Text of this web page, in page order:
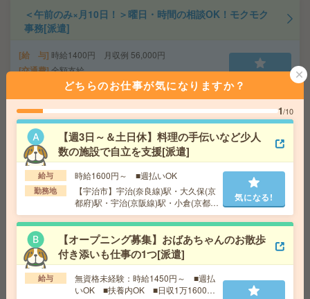
＜午前のみ×月10日！＞曜日・時間の相談OK！モクモク
事務[派遣]
給 与 時給1400円 月収例 56,000円
交通費 全額支給
丹波口駅徒歩10分、西院(阪急線)駅徒歩13分
経験を活かして高時給1550円！ホテルの経理事務！土日
祝休み[派遣]
給 与 時給1600円＋交
交通費 交通費支給(当社規定あり)
勤務地 京阪本線 祇園四条駅 徒歩5分/阪急京都本線 京
都河原町駅 徒歩9分
気になる!
ピタッと12時まで＊実働3h＊伝票のチェックなど[派遣]
給 与 時給1400円＋交 【月収例】84,000円～ ■
給与の前払いが可能な速払いサービスあり
どちらのお仕事が気になりますか？
1/10
【週3日～＆土日休】料理の手伝いなど少人
数の施設で自立を支援[派遣]
給与 時給1600円～ ■週払いOK
勤務地
【宇治市】宇治(奈良線)駅・大久保(京
都府)駅・宇治(京阪線)駅・小倉(京都
府)駅・六地蔵(奈良線)駅など勤務地多
数！
気になる!
【オープニング募集】おばあちゃんのお散歩
付き添いも仕事の1つ[派遣]
給与
無資格未経験：時給1450円～ ■週払
いOK ■扶養内OK ■日収1万1600円